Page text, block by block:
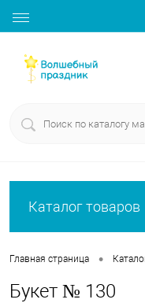
Каталог товаров
Главная страница •
Букет № 130